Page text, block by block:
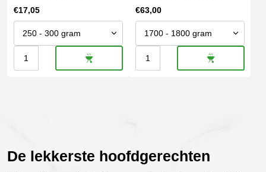
€17,05
Flat
iron
gekozen
worden
op
productpagina
€63,00
Picanha
|
gekozen
worden
op
productpagina
De lekkerste hoofdgerechten